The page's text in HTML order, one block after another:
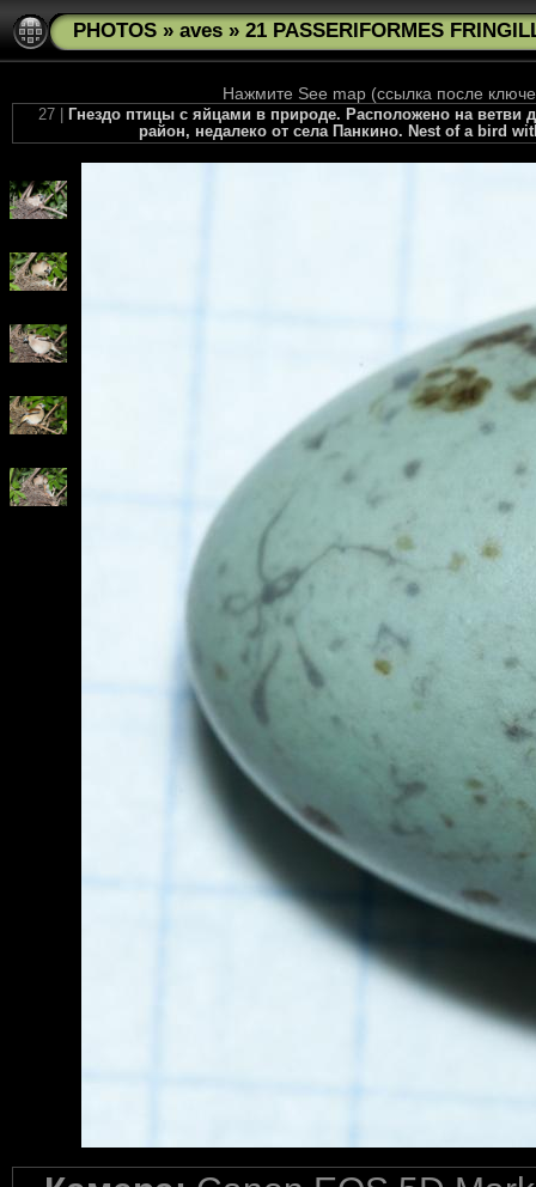
PHOTOS » aves » 21 PASSERIFORMES
Нажмите See map (ссылка после
27 |
Гнездо птицы с яйцами в природе. Расположено на ветви
район, недалеко от села Панкино. Nest of a bird